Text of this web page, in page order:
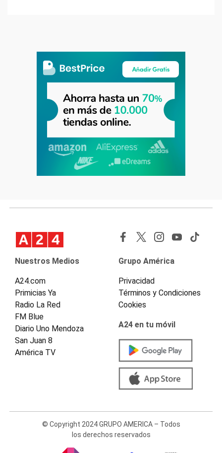
Nuestros Medios
A24.com
Primicias Ya
Radio La Red
FM Blue
Diario Uno Mendoza
San Juan 8
América TV
Grupo América
Privacidad
Términos y Condiciones
Cookies
A24 en tu móvil
© Copyright 2024 GRUPO AMERICA – Todos
los derechos reservados